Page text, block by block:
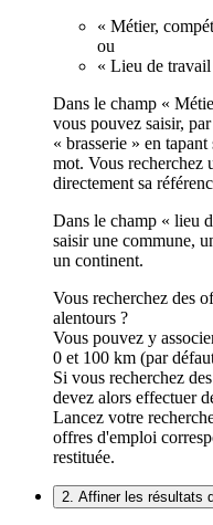
« Métier,
ou
« Lieu de travail
Dans le champ «
vous pouvez saisir,
« brasserie » en
mot. Vous recherchez
directement sa
Dans le champ « lieu
saisir une commune,
un continent.
Vous recherchez des
alentours ?
Vous pouvez y
0 et 100 km (par
Si vous recherchez
devez alors effectuer
Lancez votre
offres d'emploi
restituée.
2. Affiner les résultats